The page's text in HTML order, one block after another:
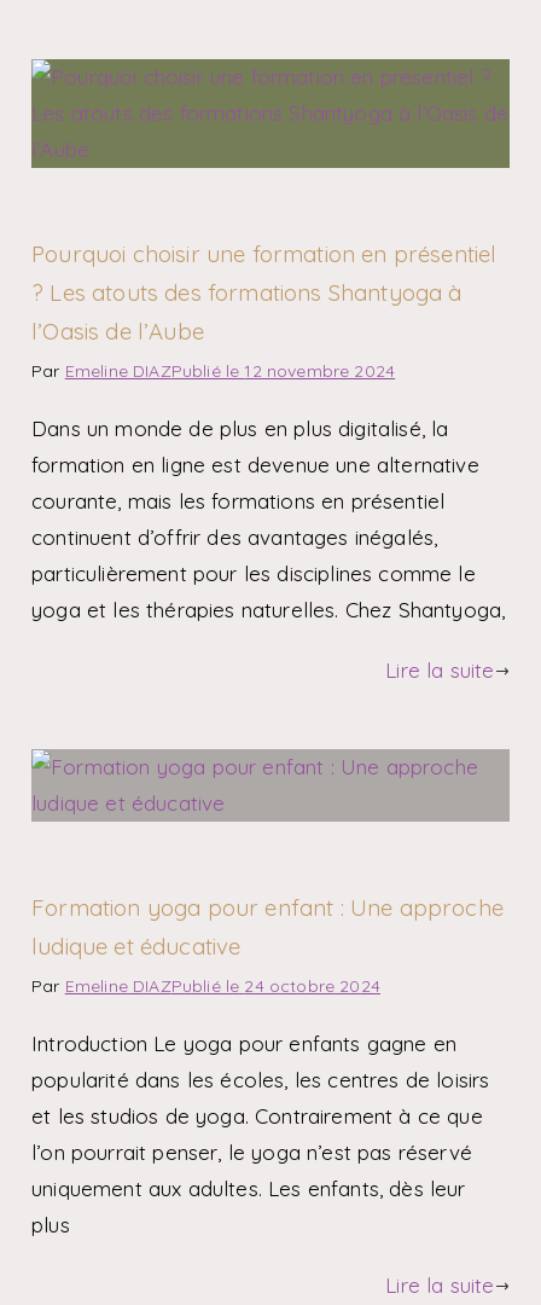
Pourquoi choisir une formation en présentiel
? Les atouts des formations Shantyoga à
l’Oasis de l’Aube
Par Emeline DIAZPublié le12 novembre 2024
Dans un monde de plus en plus digitalisé, la
formation en ligne est devenue une alternative
courante, mais les formations en présentiel
continuent d’offrir des avantages inégalés,
particulièrement pour les disciplines comme le
yoga et les thérapies naturelles. Chez Shantyoga,
Lire la suite
Formation yoga pour enfant : Une approche
ludique et éducative
Par Emeline DIAZPublié le 24 octobre 2024
Introduction Le yoga pour enfants gagne en
popularité dans les écoles, les centres de loisirs
et les studios de yoga. Contrairement à ce que
l’on pourrait penser, le yoga n’est pas réservé
uniquement aux adultes. Les enfants, dès leur
plus
Lire la suite